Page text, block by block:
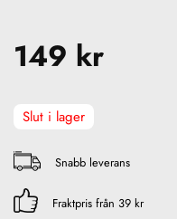
149 kr
Slut i lager
Snabb leverans
Fraktpris från 39 kr